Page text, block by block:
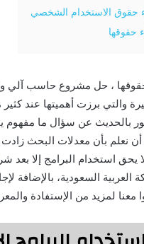
حقوق الاستخدام الشخصي
حقوقها
، حل مشروع حاسب آلي
والتي برزت أهميتها عند
بالحديث عن سؤال ما مفهوم
نعلم بأن معدلات البحث
استخدام البرامج إلا بعد
السعودية، بالإضافة
لمزيد من الإستفادة